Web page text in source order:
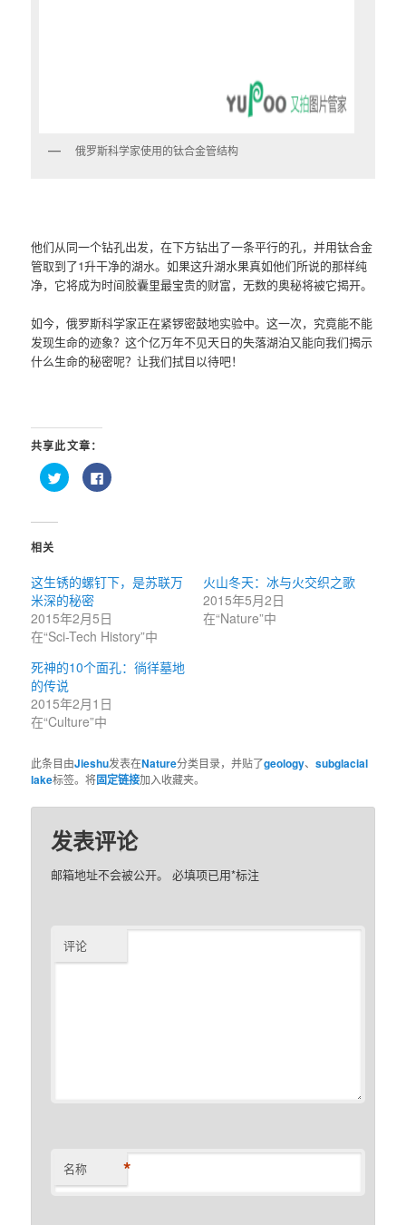
俄罗斯科学家使用的钛合金管结构
他们从同一个钻孔出发，在下方钻出了一条平行的孔，并用钛合金
管取到了1升干净的湖水。如果这升湖水果真如他们所说的那样纯
净，它将成为时间胶囊里最宝贵的财富，无数的奥秘将被它揭开。
如今，俄罗斯科学家正在紧锣密鼓地实验中。这一次，究竟能不能
发现生命的迹象？这个亿万年不见天日的失落湖泊又能向我们揭示
什么生命的秘密呢？让我们拭目以待吧！
共享此文章：
点
击
窗
口
中
打
开）
点
击
窗
口
打
开）
相关
这生锈的螺钉下，是苏联万
米深的秘密
2015年2月5日
在“Sci-Tech History”中
火山冬天：冰与火交织之歌
2015年5月2日
在“Nature”中
死神的10个面孔：徜徉墓地
的传说
2015年2月1日
在“Culture”中
此条目由Jieshu发表在Nature分类目录，并贴了geology、subglacial
lake标签。将固定链接加入收藏夹。
发表评论
邮箱地址不会被公开。 必填项已用*标注
评论
名称 *